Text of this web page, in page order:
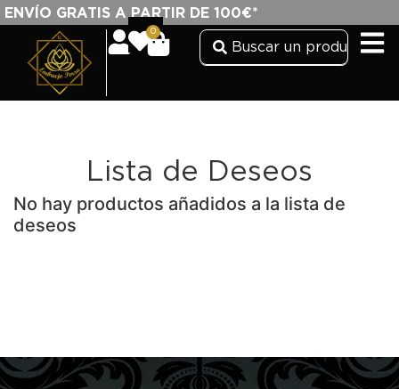
ENVÍO GRATIS A PARTIR DE 100€*
0
Lista de Deseos
No hay productos añadidos a la lista de
deseos